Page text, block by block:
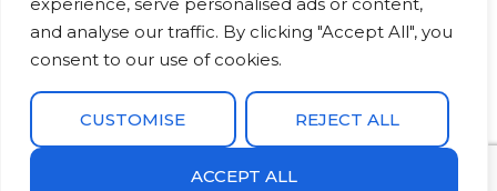
and analyse our traffic. By clicking "Accept All", you
consent to our use of cookies.
CUSTOMISE REJECT ALL
ACCEPT ALL